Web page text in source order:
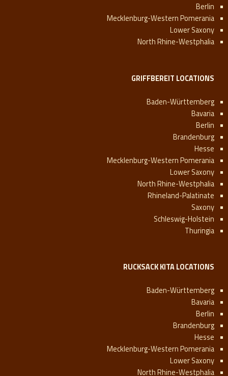
Berlin
Mecklenburg-Western Pomerania
Lower Saxony
North Rhine-Westphalia
GRIFFBEREIT LOCATIONS
Baden-Württemberg
Bavaria
Berlin
Brandenburg
Hesse
Mecklenburg-Western Pomerania
Lower Saxony
North Rhine-Westphalia
Rhineland-Palatinate
Saxony
Schleswig-Holstein
Thuringia
RUCKSACK KITA LOCATIONS
Baden-Württemberg
Bavaria
Berlin
Brandenburg
Hesse
Mecklenburg-Western Pomerania
Lower Saxony
North Rhine-Westphalia